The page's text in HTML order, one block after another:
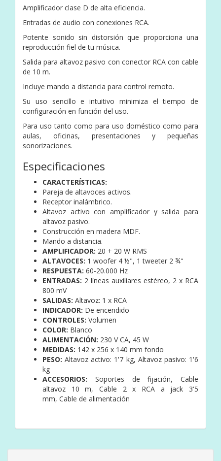
Amplificador clase D de alta eficiencia.
Entradas de audio con conexiones RCA.
Potente sonido sin distorsión que proporciona una
reproducción fiel de tu música.
Salida para altavoz pasivo con conector RCA con cable
de 10 m.
Incluye mando a distancia para control remoto.
Su uso sencillo e intuitivo minimiza el tiempo de
configuración en función del uso.
Para uso tanto como para uso doméstico como para
aulas, oficinas, presentaciones y pequeñas
sonorizaciones.
Especificaciones
CARACTERÍSTICAS:
Pareja de altavoces activos.
Receptor inalámbrico.
Altavoz activo con amplificador y salida para
altavoz pasivo.
Construcción en madera MDF.
Mando a distancia.
AMPLIFICADOR: 20 + 20 W RMS
ALTAVOCES: 1 woofer 4 ½", 1 tweeter 2 ¾"
RESPUESTA: 60-20.000 Hz
ENTRADAS: 2 líneas auxiliares estéreo, 2 x RCA
800 mV
SALIDAS: Altavoz: 1 x RCA
INDICADOR: De encendido
CONTROLES: Volumen
COLOR: Blanco
ALIMENTACIÓN: 230 V CA, 45 W
MEDIDAS: 142 x 256 x 140 mm fondo
PESO: Altavoz activo: 1'7 kg, Altavoz pasivo: 1'6
kg
ACCESORIOS: Soportes de fijación, Cable
altavoz 10 m, Cable 2 x RCA a jack 3'5
mm, Cable de alimentación